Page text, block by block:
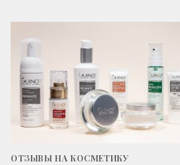
ОТЗЫВЫ НА КОСМЕТИКУ